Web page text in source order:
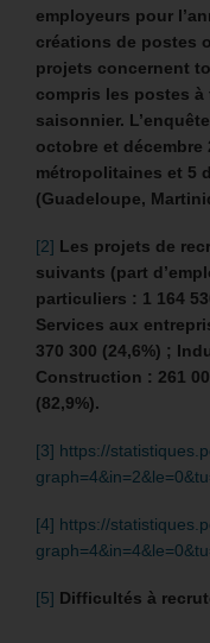
employeurs pour
créations de postes
projets concernent
compris les postes
saisonnier.
octobre et décembre
métropolitaines et 5
(Guadeloupe,
[2] Les projets de
suivants (part
particuliers : 1 164
Services aux
370 300 (24,6%) ;
Construction : 261
(82,9%).
[3] https://
[4] https://
[5] Difficultés à